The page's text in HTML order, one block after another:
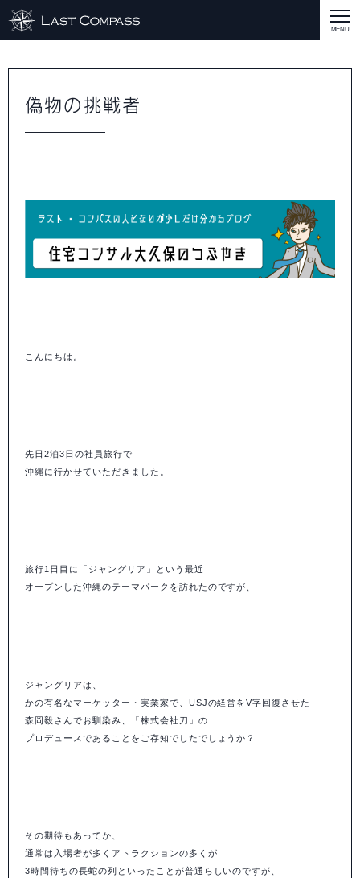
CASE
SERVICE MENU
SEMINAR
すべての説明会情報
事業開発 に関して
に関して
に関して
に関して
コスト に関して
RECRUIT
偽物の挑戦者
こんにちは。
先日2泊3日の社員旅行で
沖縄に行かせていただきました。
旅行1日目に「ジャングリア」という最近
オープンした沖縄のテーマパークを訪れたのですが、
ジャングリアは、
かの有名なマーケッター・実業家で、 USJの経営をV字回復させた
森岡毅さんでお馴染み、
「株式会社刀」の
プロデュースであることをご存知でしたでしょうか？
その期待もあってか、
通常は入場者が多くアトラクションの多くが
3時間待ちの長蛇の列といったことが普通らしいのですが、